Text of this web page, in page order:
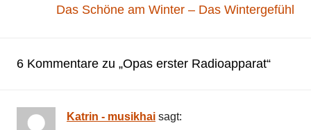
Das Schöne am Winter – Das Wintergefühl
6 Kommentare zu „Opas erster Radioapparat“
Katrin - musikhai sagt: